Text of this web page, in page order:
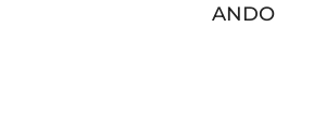
ANDO